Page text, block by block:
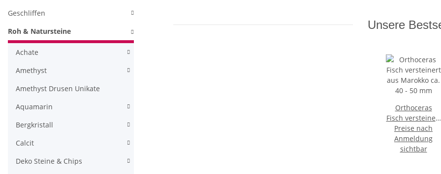
Unsere
Orthoceras
Fisch versteinert
aus Marokko ca.
40 - 50 mm
Preise nach
Anmeldung
sichtbar
Geschliffen
Roh & Natursteine
Achate
Amethyst
Amethyst Drusen Unikate
Aquamarin
Bergkristall
Calcit
Deko Steine & Chips